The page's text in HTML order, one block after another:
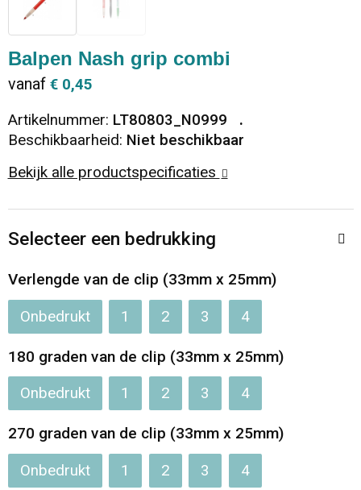
Vesten
T-Shirts
Sweaters
Vesten
Broeken en Rokken
Bodywarmers
T-Shirts
Jassen
Been- en voetbescherming
Overalls
Veiligheid, Auto en Fiets
Elektronica, Gadgets en USB
Paraplu's
Sinterklaas
Goodiebags
Golftassen
Jute tassen
Toilettassen
Laptop hoezen en tassen
Reistassen
Koffers en Trolleys
Sporttassen
Balpen Nash grip combi
vanaf € 0,45
Artikelnummer: LT80803_N0999
Beschikbaarheid: Niet beschikbaar
Bekijk alle productspecificaties
Selecteer een bedrukking
Verlengde van de clip (33mm x 25mm)
Onbedrukt 1 2 3 4
180 graden van de clip (33mm x 25mm)
Onbedrukt 1 2 3 4
270 graden van de clip (33mm x 25mm)
Onbedrukt 1 2 3 4